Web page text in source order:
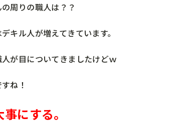
周りの職人は？？
キル人が増えてきています。
が目についてきましたけどｗ
ね！
にする。